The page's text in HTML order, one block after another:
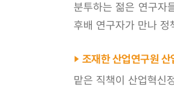
분투하는 젊은 연구자
후배 연구자가 만나 정
조재한 산업연구원
맡은 직책이 산업혁신